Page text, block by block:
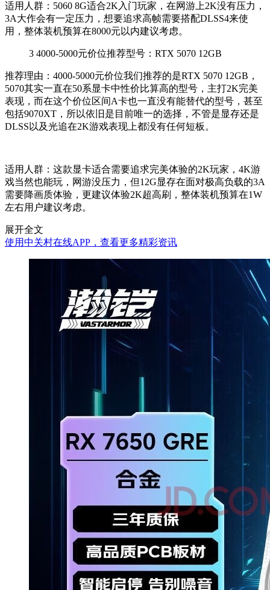
适用人群：5060 8G适合2K入门玩家，在网游上2K没有压力，
3A大作会有一定压力，想要追求高帧需要搭配DLSS4来使
用，整体装机预算在8000元以内建议考虑。
3 4000-5000元价位推荐型号：RTX 5070 12GB
推荐理由：4000-5000元价位我们推荐的是RTX 5070 12GB，
5070其实一直在50系显卡中性价比算高的型号，主打2K完美
表现，而在这个价位区间A卡也一直没有能替代的型号，甚至
包括9070XT，所以依旧是目前唯一的选择，不管是显存还是
DLSS以及光追在2K游戏表现上都没有任何短板。
适用人群：这款显卡适合需要追求完美体验的2K玩家，4K游
戏当然也能玩，网游没压力，但12G显存在面对极高负载的3A
需要降画质体验，更建议体验2K超高刷，整体装机预算在1W
左右用户建议考虑。
展开全文
使用中关村在线APP，查看更多精彩资讯